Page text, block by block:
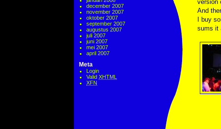
december 2007
november 2007
oktober 2007
september 2007
augustus 2007
juli 2007
juni 2007
mei 2007
april 2007
Meta
Login
Valid XHTML
XFN
version
And
I buy
sums it